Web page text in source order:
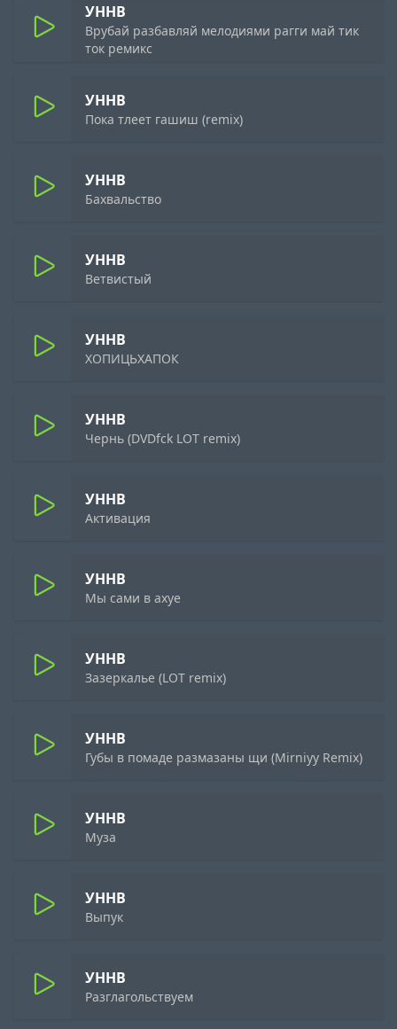
УННВ
Врубай разбавляй мелодиями рагги май тик
ток ремикс
УННВ
Пока тлеет гашиш (remix)
УННВ
Бахвальство
УННВ
Ветвистый
УННВ
ХОПИЦЬХАПОК
УННВ
Чернь (DVDfck LOT remix)
УННВ
Активация
УННВ
Мы сами в ахуе
УННВ
Зазеркалье (LOT remix)
УННВ
Губы в помаде размазаны щи (Mirniyy Remix)
УННВ
Муза
УННВ
Выпук
УННВ
Разглагольствуем